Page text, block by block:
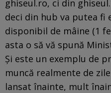
ghiseul.ro, ci din
deci din hub va putea fi
disponibil de mâine (1
asta o să vă spună
Şi este un exemplu de
muncă realmente de
lansat înainte, mult